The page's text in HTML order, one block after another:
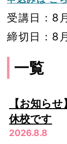
受講日：8
締切日：8
一覧
【お知ら
休校です
2026.8.8